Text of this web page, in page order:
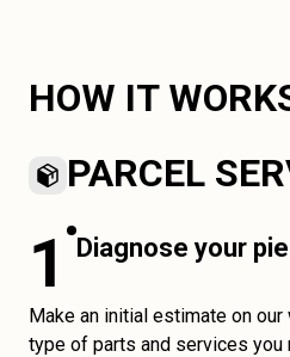
HOW IT
PARCEL
1 Diagnose your
Make an initial estimate on
type of parts and services you